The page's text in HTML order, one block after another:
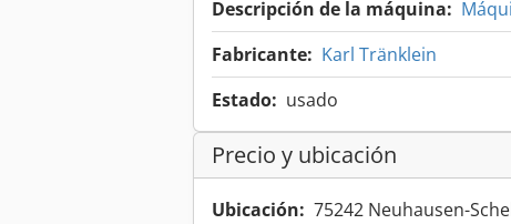
Descripción de la máquina:
Fabricante: Karl Tränklein
Estado: usado
Precio y ubicación
Ubicación: 75242 Neuhausen-